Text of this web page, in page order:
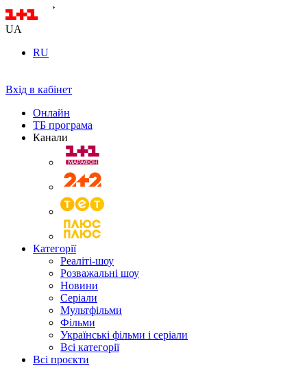
UA
RU
Вхід в кабінет
Онлайн
ТБ програма
Канали
Категорії
Реаліті-шоу
Розважальні шоу
Новини
Серіали
Мультфільми
Фільми
Українські фільми і серіали
Всі категорії
Всі проєкти